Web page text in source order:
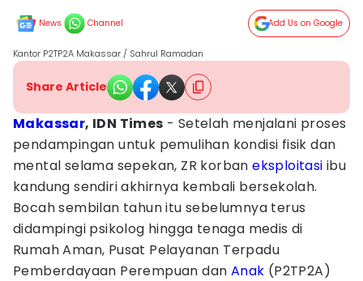
News Channel Add Us on Google
Kantor P2TP2A Makassar / Sahrul Ramadan
Share Article
Makassar, IDN Times - Setelah menjalani proses
pendampingan untuk pemulihan kondisi fisik dan
mental selama sepekan, ZR korbaneksploitasi ibu
kandung sendiri akhirnya kembali bersekolah.
Bocah sembilan tahun itu sebelumnya terus
didampingi psikolog hingga tenaga medis di
Rumah Aman, Pusat Pelayanan Terpadu
Pemberdayaan Perempuan dan Anak (P2TP2A)